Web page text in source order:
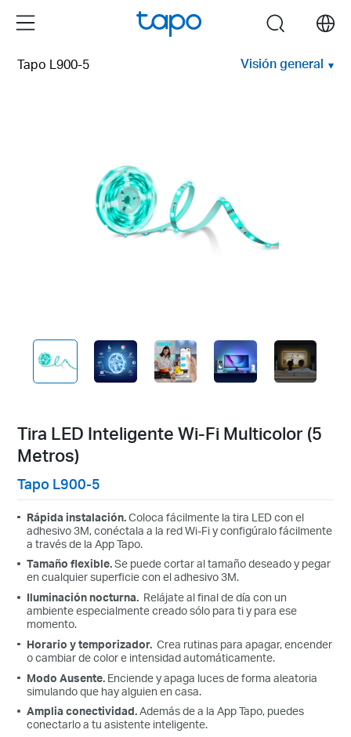
Menu search
Tapo L900-5 Visión general
Tira LED Inteligente Wi-Fi Multicolor (5
Metros)
Tapo L900-5
Rápida instalación.Coloca fácilmente la tira LED con el
adhesivo 3M, conéctala a la red Wi-Fi y configúralo fácilmente
a través de la App Tapo.
Tamaño flexible.Se puede cortar al tamaño deseado y pegar
en cualquier superficie con eladhesivo 3M.
Iluminación nocturna. Relájate al final de día con un
ambiente especialmente creado sólo para ti y para ese
momento.
Horarioy temporizador. Crea rutinas para apagar, encender
o cambiar de color e intensidad automáticamente.
Modo Ausente. Enciende y apaga luces de forma aleatoria
simulando que hay alguien en casa.
Amplia conectividad.Además de a la App Tapo, puedes
conectarlo a tu asistente inteligente.